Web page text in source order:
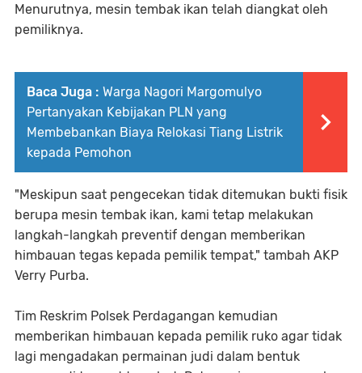
Menurutnya, mesin tembak ikan telah diangkat oleh
pemiliknya.
Baca Juga : Warga Nagori Margomulyo
Pertanyakan Kebijakan PLN yang
Membebankan Biaya Relokasi Tiang Listrik
kepada Pemohon
"Meskipun saat pengecekan tidak ditemukan bukti fisik
berupa mesin tembak ikan, kami tetap melakukan
langkah-langkah preventif dengan memberikan
himbauan tegas kepada pemilik tempat," tambah AKP
Verry Purba.
Tim Reskrim Polsek Perdagangan kemudian
memberikan himbauan kepada pemilik ruko agar tidak
lagi mengadakan permainan judi dalam bentuk